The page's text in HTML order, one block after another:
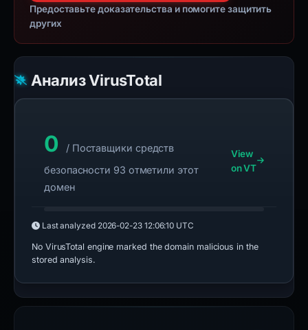
Предоставьте доказательства и помогите защитить
других
Анализ VirusTotal
0
/ Поставщики средств
безопасности 93 отметили этот
домен
View
on VT
Last analyzed 2026-02-23 12:06:10 UTC
No VirusTotal engine marked the domain malicious in the
stored analysis.